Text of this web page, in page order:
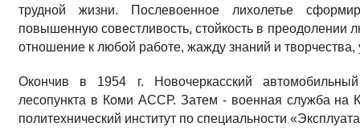
трудной жизни. Послевоенное лихолетье
повышенную совестливость, стойкость в преодолении
отношение к любой работе, жажду знаний и
Окончив в 1954 г. Новочеркасский
лесопункта в Коми АССР. Затем - военная служба на
политехнический институт по специальности